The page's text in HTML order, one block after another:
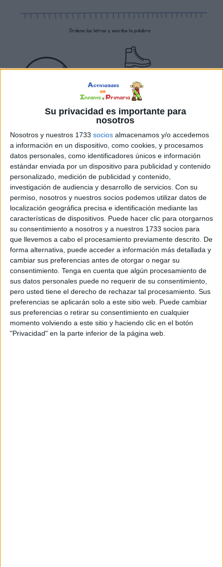
Su privacidad es importante para
nosotros
Nosotros y nuestros 1733 socios almacenamos y/o accedemos
a información en un dispositivo, como cookies, y procesamos
datos personales, como identificadores únicos e información
estándar enviada por un dispositivo para publicidad y contenido
personalizado, medición de publicidad y contenido,
investigación de audiencia y desarrollo de servicios. Con su
permiso, nosotros y nuestros socios podemos utilizar datos de
localización geográfica precisa e identificación mediante las
características de dispositivos. Puede hacer clic para otorgarnos
su consentimiento a nosotros y a nuestros 1733 socios para
que llevemos a cabo el procesamiento previamente descrito. De
forma alternativa, puede acceder a información más detallada y
cambiar sus preferencias antes de otorgar o negar su
consentimiento. Tenga en cuenta que algún procesamiento de
sus datos personales puede no requerir de su consentimiento,
pero usted tiene el derecho de rechazar tal procesamiento. Sus
preferencias se aplicarán solo a este sitio web. Puede cambiar
sus preferencias o retirar su consentimiento en cualquier
momento volviendo a este sitio y haciendo clic en el botón
"Privacidad" en la parte inferior de la página web.